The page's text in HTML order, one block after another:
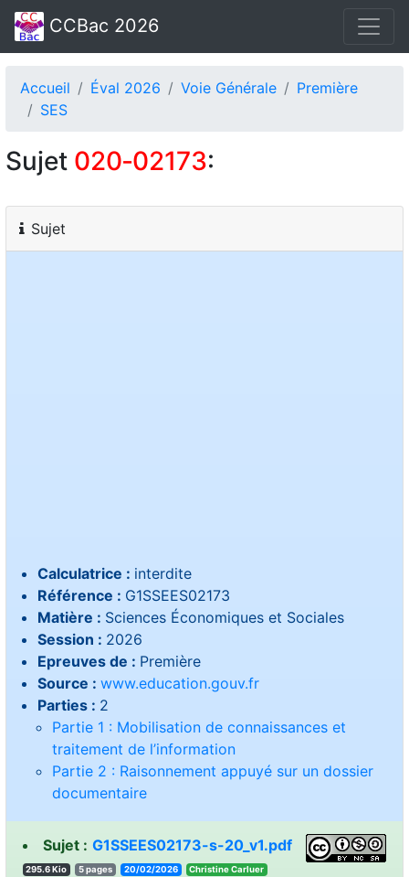
CCBac 2026
Accueil Éval 2026 Voie Générale
Première
SES
Sujet 020‑02173:
Sujet
Calculatrice : interdite
Référence : G1SSEES02173
Matière : Sciences Économiques et Sociales
Session : 2026
Epreuves de : Première
Source : www.education.gouv.fr
Parties : 2
Partie 1 : Mobilisation de connaissances et
traitement de l’information
Partie 2 : Raisonnement appuyé sur un dossier
documentaire
Sujet : G1SSEES02173-s-20_v1.pdf
295.6 Kio 5 pages 20/02/2026 reulraC enitsirhC